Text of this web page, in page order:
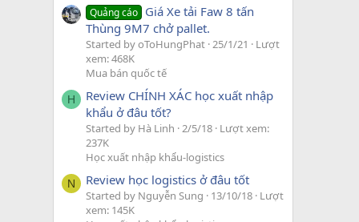
Quảng cáo Giá Xe tải Faw 8 tấn
Thùng 9M7 chở pallet.
Started by oToHungPhat 25/1/21
Lượt
xem: 468K
Mua bán quốc tế
H
Review CHÍNH XÁC học xuất nhập
khẩu ở đâu tốt?
Started by Hà Linh 2/5/18 Lượt xem:
237K
Học xuất nhập khẩu-logistics
N Review học logistics ở đâu tốt
Started by Nguyễn Sung 13/10/18 Lượt
xem: 145K